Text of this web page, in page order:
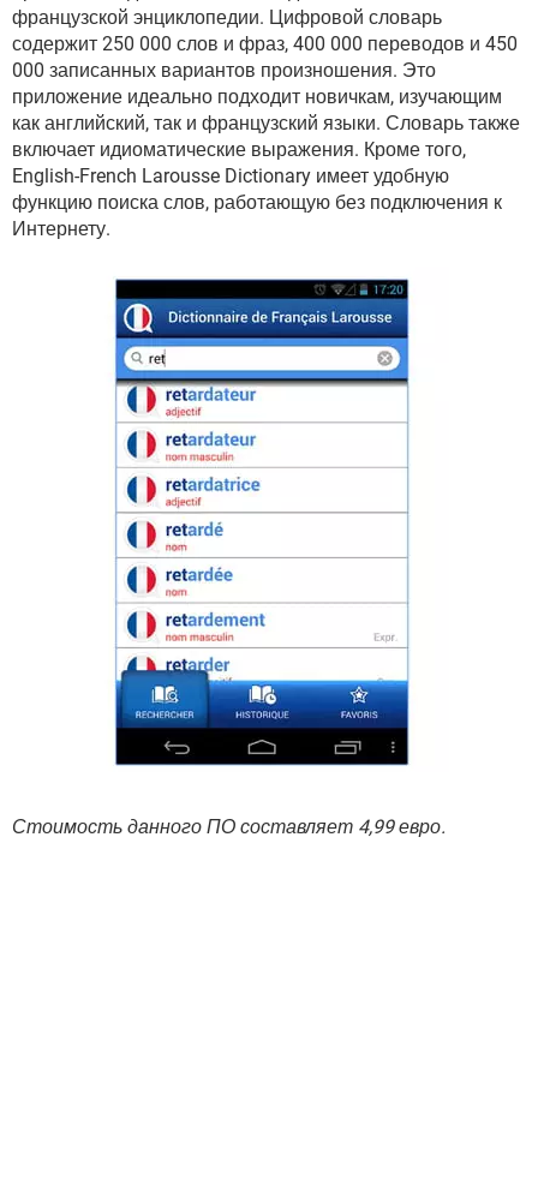
GOOGLE
YANDEX
французской энциклопедии. Цифровой словарь
содержит 250 000 слов и фраз, 400 000 переводов и 450
000 записанных вариантов произношения. Это
приложение идеально подходит новичкам, изучающим
как английский, так и французский языки. Словарь также
включает идиоматические выражения. Кроме того,
English-French Larousse Dictionary имеет удобную
функцию поиска слов, работающую без подключения к
Интернету.
Стоимость данного ПО составляет 4,99 евро.